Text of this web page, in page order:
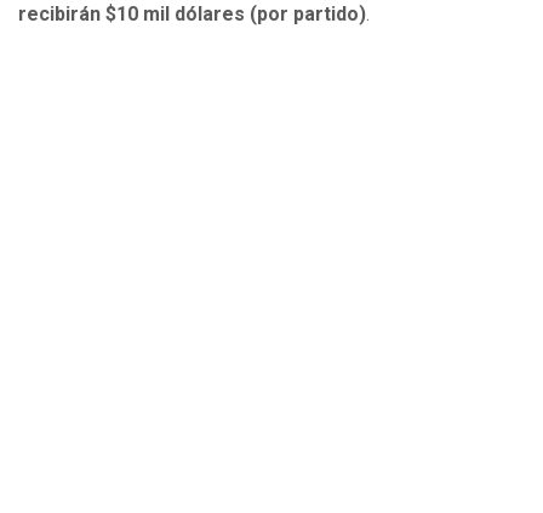
recibirán $10 mil dólares (por partido).